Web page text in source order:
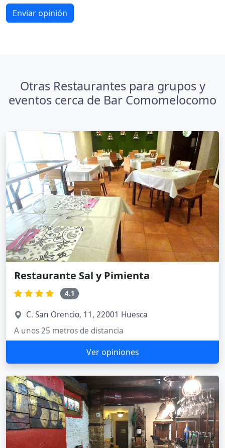
Enviar opinión
Otras Restaurantes para grupos y
eventos cerca de Bar Comomelocomo
Restaurante Sal y Pimienta
4.1
C. San Orencio, 11, 22001 Huesca
A unos 25 metros de distancia
Ver opiniones